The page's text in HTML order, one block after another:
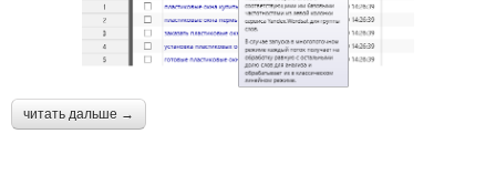
читать дальше →